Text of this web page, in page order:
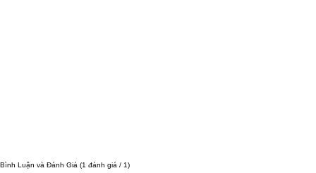
Bình Luận và Đánh Giá (1 đánh giá / 1)